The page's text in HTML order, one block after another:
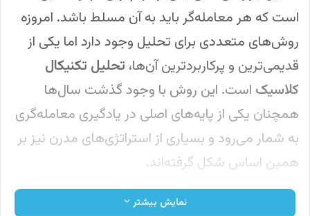
است که هر معامله‌گر باید به آن مسلط باشد. امروزه
روش‌های متعددی برای تحلیل وجود دارد اما یکی از
قدیمی‌ترین و پرکاربردترین آن‌ها، تحلیل تکنیکال
کلاسیک است. این روش با وجود گذشت سال‌ها
همچنان یکی از پایه‌های اصلی در یادگیری معامله‌گری
به شمار می‌رود و بسیاری از استراتژی‌های مدرن نیز بر
همین اساس شکل گرفته‌اند.
در این مقاله بررسی می‌کنیم که تحلیل تکنیکال
نمایش بیشتر